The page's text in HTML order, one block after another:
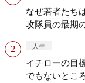
なぜ若者たち
攻隊員の最期
人生
イチローの目
でもないとこ